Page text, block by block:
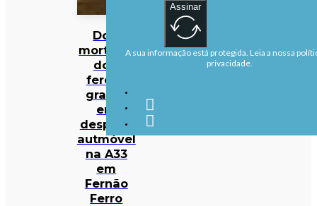
Dois
mortos e
dois
ferdos
graves
em
despiste
autmóvel
na A33
em
Fernão
Ferro
Assinar
A sua informação está protegida. Leia a nossa
privacidade.